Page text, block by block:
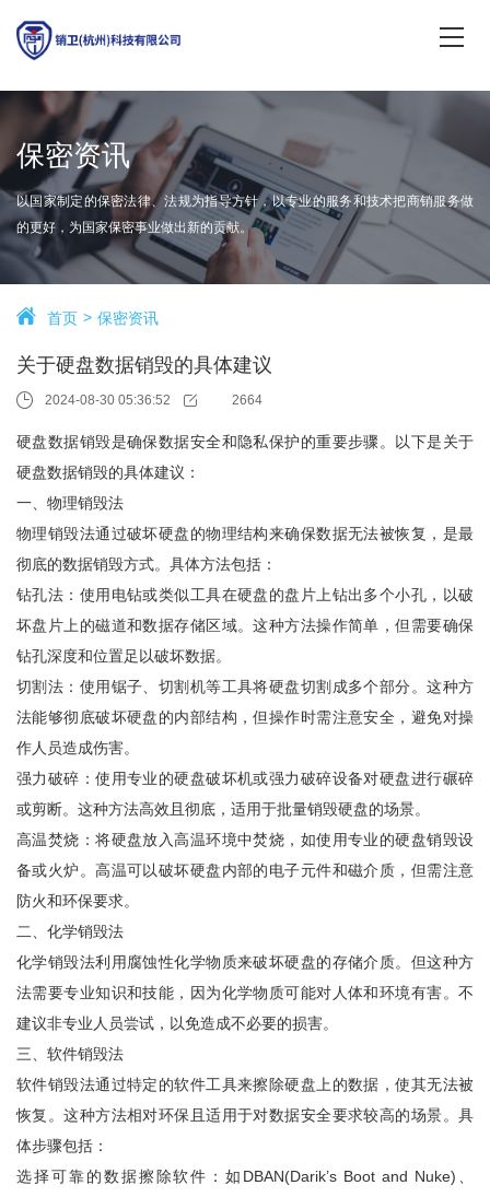
保密资讯
以国家制定的保密法律、法规为指导方针，以专业的服务和技术把商销服务做
的更好，为国家保密事业做出新的贡献。
首页 保密资讯
关于硬盘数据销毁的具体建议
2024-08-30 05:36:52 2664
硬盘数据销毁是确保数据安全和隐私保护的重要步骤。以下是关于
硬盘数据销毁的具体建议：
一、物理销毁法
物理销毁法通过破坏硬盘的物理结构来确保数据无法被恢复，是最
彻底的数据销毁方式。具体方法包括：
钻孔法：使用电钻或类似工具在硬盘的盘片上钻出多个小孔，以破
坏盘片上的磁道和数据存储区域。这种方法操作简单，但需要确保
钻孔深度和位置足以破坏数据。
切割法：使用锯子、切割机等工具将硬盘切割成多个部分。这种方
法能够彻底破坏硬盘的内部结构，但操作时需注意安全，避免对操
作人员造成伤害。
强力破碎：使用专业的硬盘破坏机或强力破碎设备对硬盘进行碾碎
或剪断。这种方法高效且彻底，适用于批量销毁硬盘的场景。
高温焚烧：将硬盘放入高温环境中焚烧，如使用专业的硬盘销毁设
备或火炉。高温可以破坏硬盘内部的电子元件和磁介质，但需注意
防火和环保要求。
二、化学销毁法
化学销毁法利用腐蚀性化学物质来破坏硬盘的存储介质。但这种方
法需要专业知识和技能，因为化学物质可能对人体和环境有害。不
建议非专业人员尝试，以免造成不必要的损害。
三、软件销毁法
软件销毁法通过特定的软件工具来擦除硬盘上的数据，使其无法被
恢复。这种方法相对环保且适用于对数据安全要求较高的场景。具
体步骤包括：
选择可靠的数据擦除软件：如DBAN(Darik’s Boot and Nuke)、